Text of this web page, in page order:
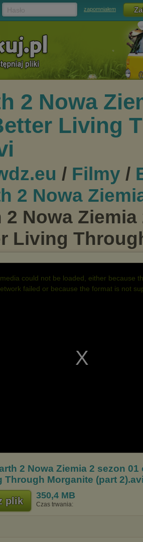
zapomniałem
2 Nowa
Living
/ Filmy /
2 Nowa
2 Nowa
Living
could not be loaded, either because
failed or because the format is not
2 Nowa Ziemia 2 sezon
Through Morganite (part
plik 350,4 MB
Czas trwania: